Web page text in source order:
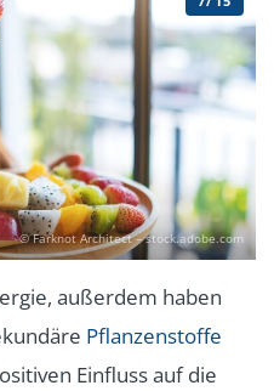
© Farknot Architect – stock.adobe.com
außerdem haben
Pflanzenstoffe
Einfluss auf die